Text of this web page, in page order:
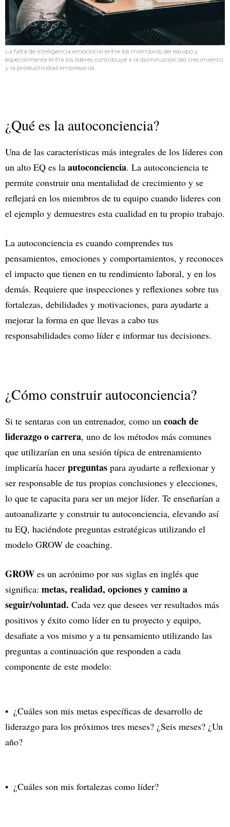
La falta de inteligencia emocional entre los miembros del equipo y
especialmente entre los líderes contribuye a la disminución del crecimiento
y la productividad empresarial.
¿Qué es la autoconciencia?
Una de las características más integrales de los líderes con
un alto EQ es la autoconciencia. La autoconciencia te
permite construir una mentalidad de crecimiento y se
reflejará en los miembros de tu equipo cuando lideres con
el ejemplo y demuestres esta cualidad en tu propio trabajo.
La autoconciencia es cuando comprendes tus
pensamientos, emociones y comportamientos, y reconoces
el impacto que tienen en tu rendimiento laboral, y en los
demás. Requiere que inspecciones y reflexiones sobre tus
fortalezas, debilidades y motivaciones, para ayudarte a
mejorar la forma en que llevas a cabo tus
responsabilidades como líder e informar tus decisiones.
¿Cómo construir autoconciencia?
Si te sentaras con un entrenador, como un coach de
liderazgo o carrera, uno de los métodos más comunes
que utilizarían en una sesión típica de entrenamiento
implicaría hacer preguntas para ayudarte a reflexionar y
ser responsable de tus propias conclusiones y elecciones,
lo que te capacita para ser un mejor líder. Te enseñarían a
autoanalizarte y construir tu autoconciencia, elevando así
tu EQ, haciéndote preguntas estratégicas utilizando el
modelo GROW de coaching.
GROW es un acrónimo por sus siglas en inglés que
significa: metas, realidad, opciones y camino a
seguir/voluntad. Cada vez que desees ver resultados más
positivos y éxito como líder en tu proyecto y equipo,
desafiate a vos mismo y a tu pensamiento utilizando las
preguntas a continuación que responden a cada
componente de este modelo:
¿Cuáles son mis metas específicas de desarrollo de
liderazgo para los próximos tres meses? ¿Seis meses? ¿Un
año?
¿Cuáles son mis fortalezas como líder?